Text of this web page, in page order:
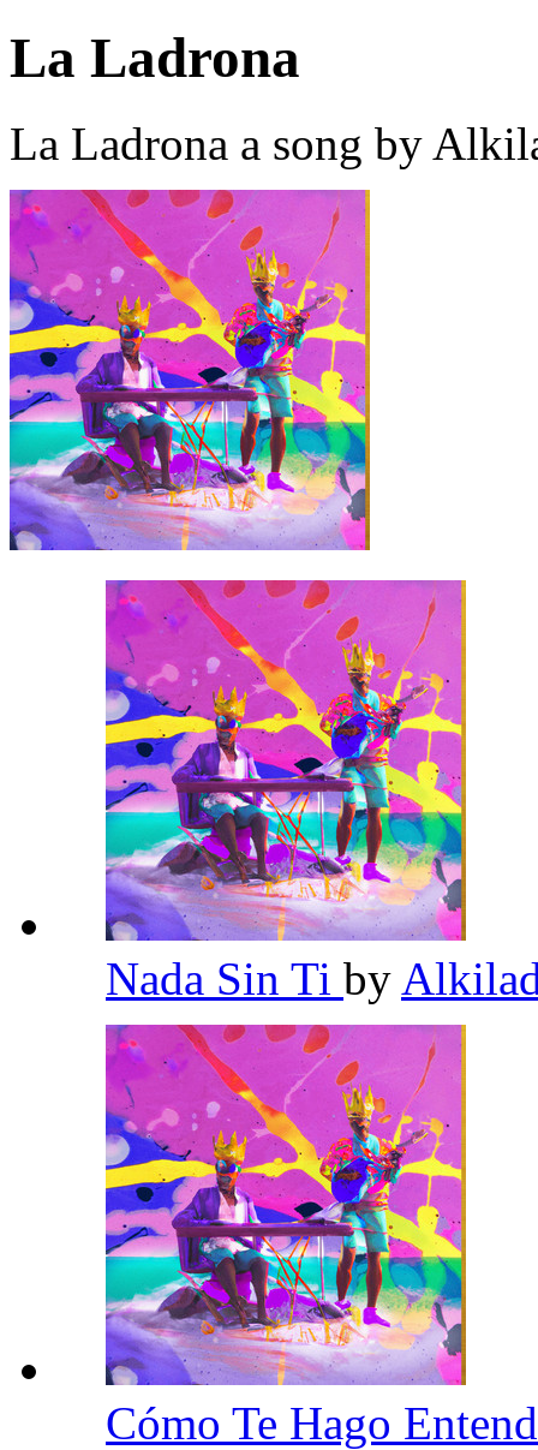
La Ladrona
La Ladrona a song by
Nada Sin Ti by
Cómo Te Hago